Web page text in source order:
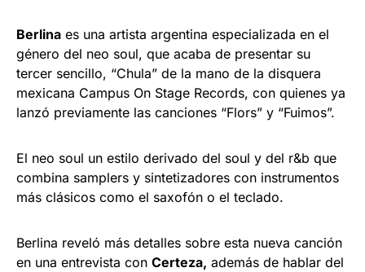
Berlina es una artista argentina especializada en el
género del neo soul, que acaba de presentar su
tercer sencillo, “Chula” de la mano de la disquera
mexicana Campus On Stage Records, con quienes ya
lanzó previamente las canciones “Flors” y “Fuimos”.
El neo soul un estilo derivado del soul y del r&b que
combina samplers y sintetizadores con instrumentos
más clásicos como el saxofón o el teclado.
Berlina reveló más detalles sobre esta nueva canción
en una entrevista con Certeza, además de hablar del